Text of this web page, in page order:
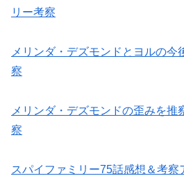
リー考察
メリンダ・デズモンドとヨルの今
察
メリンダ・デズモンドの歪みを推
察
スパイファミリー75話感想＆考察